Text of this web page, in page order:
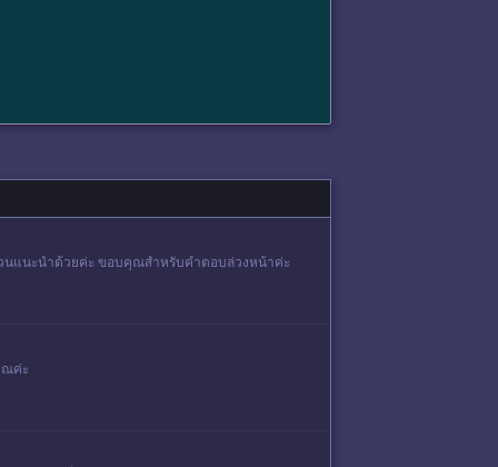
นแนะนำด้วยค่ะ ขอบคุณสำหรับคำตอบล่วงหน้าค่ะ
ณค่ะ